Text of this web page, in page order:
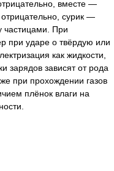
вместе —
сурик —
частицами. При
при ударе о твёрдую или
как жидкости,
зарядов зависят от рода
при прохождении газов
плёнок влаги на